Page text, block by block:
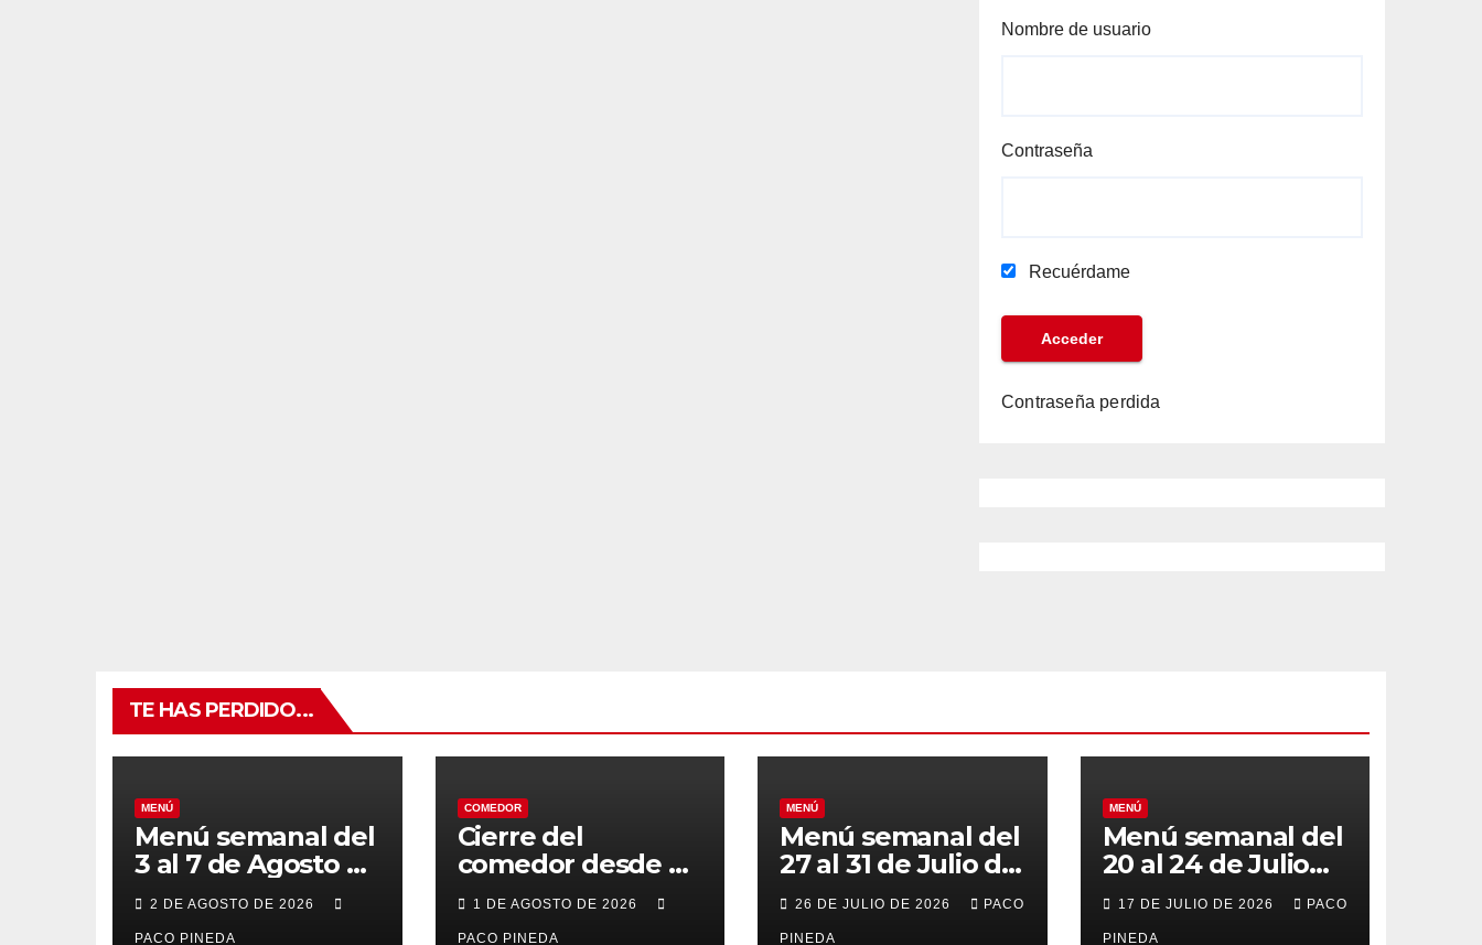
Nombre de usuario
Contraseña
Recuérdame
Contraseña perdida
TE HAS PERDIDO...
MENÚ
Menú semanal del
3 al 7 de Agosto de
2026
2 DE AGOSTO DE 2026
PACO PINEDA
COMEDOR
Cierre del
comedor desde el
7 al 21 de Agosto
por vacaciones
1 DE AGOSTO DE 2026
PACO PINEDA
MENÚ
Menú semanal del
27 al 31 de Julio de
2026
26 DE JULIO DE 2026 PACO
PINEDA
MENÚ
Menú semanal del
20 al 24 de Julio
de 2026
17 DE JULIO DE 2026 PACO
PINEDA